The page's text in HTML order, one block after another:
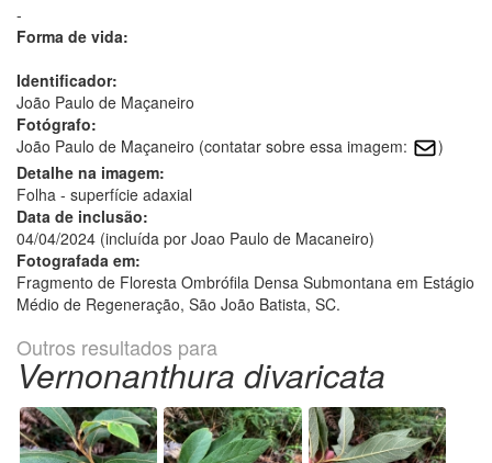
-
Forma de vida:
Identificador:
João Paulo de Maçaneiro
Fotógrafo:
João Paulo de Maçaneiro (contatar sobre essa imagem:
)
Detalhe na imagem:
Folha - superfície adaxial
Data de inclusão:
04/04/2024 (incluída por Joao Paulo de Macaneiro)
Fotografada em:
Fragmento de Floresta Ombrófila Densa Submontana em Estágio
Médio de Regeneração, São João Batista, SC.
Outros resultados para
Vernonanthura divaricata